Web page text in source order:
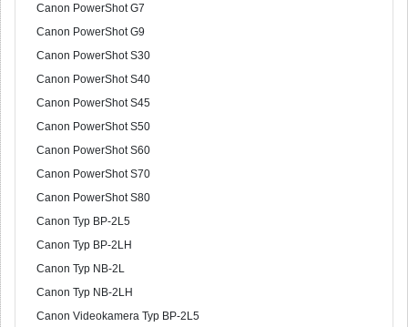
Canon PowerShot G7
Canon PowerShot G9
Canon PowerShot S30
Canon PowerShot S40
Canon PowerShot S45
Canon PowerShot S50
Canon PowerShot S60
Canon PowerShot S70
Canon PowerShot S80
Canon Typ BP-2L5
Canon Typ BP-2LH
Canon Typ NB-2L
Canon Typ NB-2LH
Canon Videokamera Typ BP-2L5